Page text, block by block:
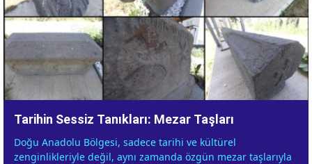
Tarihin Sessiz Tanıkları: Mezar Taşları
Doğu Anadolu Bölgesi, sadece tarihi ve kültürel
zenginlikleriyle değil, aynı zamanda özgün mezar taşlarıyla